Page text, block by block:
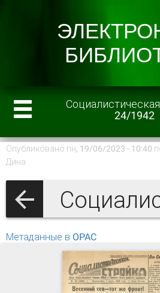
24/1942
Опубликовано пн, 19/06/2023 - 10:40
Дина
Метаданные в OPAC